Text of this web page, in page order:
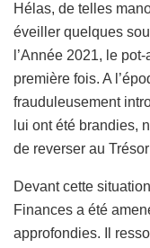
Hélas, de telles
éveiller quelques
l’Année 2021, le
première fois. A
frauduleusement
lui ont été brandies,
de reverser au
Devant cette
Finances a été
approfondies. Il